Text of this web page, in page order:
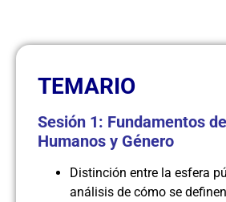
TEMARIO
Sesión 1: Fundamentos
Humanos y Género
Distinción entre la esfera
análisis de cómo se